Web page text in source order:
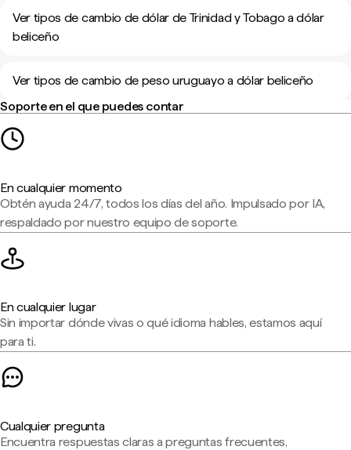
Ver tipos de cambio de dólar de Trinidad y Tobago a dólar
beliceño
Ver tipos de cambio de peso uruguayo a dólar beliceño
Soporte en el que puedes contar
En cualquier momento
Obtén ayuda 24/7, todos los días del año. Impulsado por IA,
respaldado por nuestro equipo de soporte.
En cualquier lugar
Sin importar dónde vivas o qué idioma hables, estamos aquí
para ti.
Cualquier pregunta
Encuentra respuestas claras a preguntas frecuentes,